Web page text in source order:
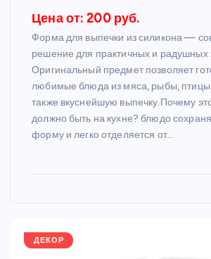
Цена от: 200 руб.
Форма для выпечки из силикона —
решение для практичных и радушных
Оригинальный предмет позволяет
любимые блюда из мяса, рыбы,
также вкуснейшую выпечку.Почему
должно быть на кухне? блюдо
форму и легко отделяется от…
ДЕКОР